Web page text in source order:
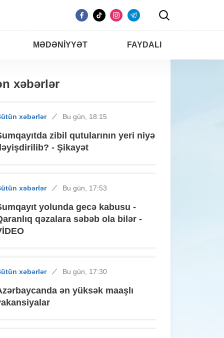
MƏDƏNIYYƏT FAYDALI
xəbərlər
xəbərlər Bu gün, 18:15
zibil qutularının yeri niyə
- Şikayət
xəbərlər Bu gün, 17:53
yolunda gecə kabusu -
qəzalara səbəb ola bilər -
xəbərlər Bu gün, 17:30
ən yüksək maaşlı